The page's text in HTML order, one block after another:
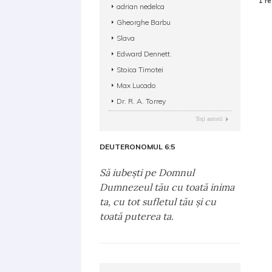
adrian nedelca
Gheorghe Barbu
Slava
Edward Dennett.
Stoica Timotei
Max Lucado
Dr. R. A. Torrey
Toţi autorii
DEUTERONOMUL 6:5
Să iubeşti pe Domnul
Dumnezeul tău cu toată inima
ta, cu tot sufletul tău şi cu
toată puterea ta.